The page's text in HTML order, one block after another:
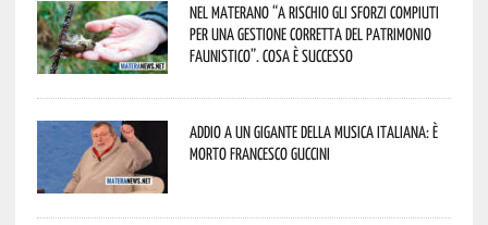
Nel materano “a rischio gli sforzi compiuti
per una gestione corretta del patrimonio
faunistico”. Cosa è successo
Addio a un gigante della musica italiana: è
morto Francesco Guccini